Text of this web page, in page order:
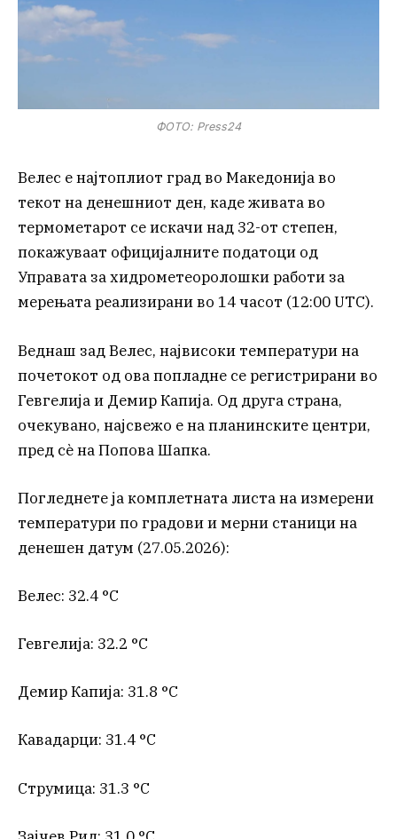
ФОТО: Press24
Велес е најтоплиот град во Македонија во
текот на денешниот ден, каде живата во
термометарот се искачи над 32-от степен,
покажуваат официјалните податоци од
Управата за хидрометеоролошки работи за
мерењата реализирани во 14 часот (12:00 UTC).
Веднаш зад Велес, највисоки температури на
почетокот од ова попладне се регистрирани во
Гевгелија и Демир Капија. Од друга страна,
очекувано, најсвежо е на планинските центри,
пред сè на Попова Шапка.
Погледнете ја комплетната листа на измерени
температури по градови и мерни станици на
денешен датум (27.05.2026):
Велес: 32.4 °C
Гевгелија: 32.2 °C
Демир Капија: 31.8 °C
Кавадарци: 31.4 °C
Струмица: 31.3 °C